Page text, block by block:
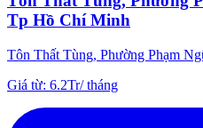
Tp Hồ Chí Minh
Tôn Thất Tùng, Phường Phạm
Giá từ: 6.2Tr/tháng